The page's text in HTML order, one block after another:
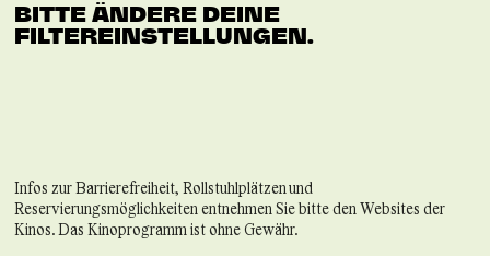
BITTE ÄNDERE DEINE
FILTEREINSTELLUNGEN.
Infos zur Barrierefreiheit, Rollstuhlplätzen und
Reservierungsmöglichkeiten entnehmen Sie bitte den Websites der
Kinos. Das Kinoprogramm ist ohne Gewähr.